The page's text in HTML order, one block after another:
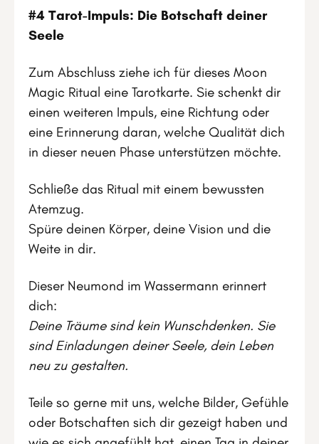
#4 Tarot-Impuls: Die Botschaft deiner
Seele
Zum Abschluss ziehe ich für dieses Moon
Magic Ritual eine Tarotkarte. Sie schenkt dir
einen weiteren Impuls, eine Richtung oder
eine Erinnerung daran, welche Qualität dich
in dieser neuen Phase unterstützen möchte.
Schließe das Ritual mit einem bewussten
Atemzug.
Spüre deinen Körper, deine Vision und die
Weite in dir.
Dieser Neumond im Wassermann erinnert
dich:
Deine Träume sind kein Wunschdenken. Sie
sind Einladungen deiner Seele, dein Leben
neu zu gestalten.
Teile so gerne mit uns, welche Bilder, Gefühle
oder Botschaften sich dir gezeigt haben und